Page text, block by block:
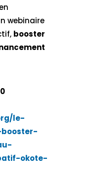
webinaire
booster
le-
okote-